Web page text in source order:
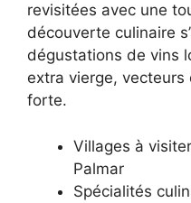
revisitées avec une
découverte culinaire
dégustations de vins
extra vierge, vecteurs
forte.
Villages à
Palmar
Spécialités